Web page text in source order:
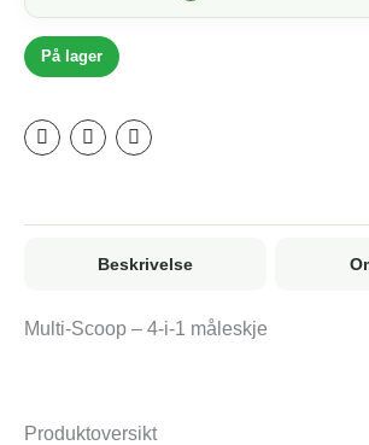
02
antall
På lager
Beskrivelse
Multi-Scoop – 4-i-1 måleskje
Produktoversikt